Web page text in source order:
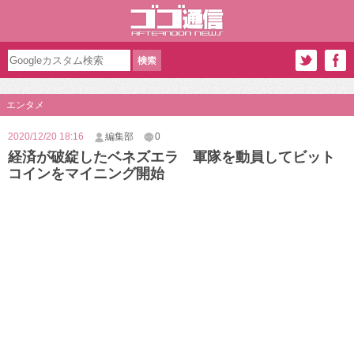
エンタメ
2020/12/20 18:16 編集部 0
経済が破綻したベネズエラ 軍隊を動員してビット
コインをマイニング開始